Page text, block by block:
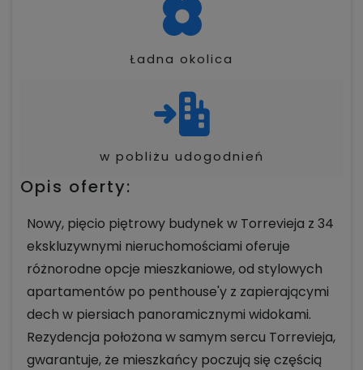
Ładna okolica
w pobliżu udogodnień
Opis oferty:
Nowy, pięcio piętrowy budynek w Torrevieja z 34
ekskluzywnymi nieruchomościami oferuje
różnorodne opcje mieszkaniowe, od stylowych
apartamentów po penthouse'y z zapierającymi
dech w piersiach panoramicznymi widokami.
Rezydencja położona w samym sercu Torrevieja,
gwarantuje, że mieszkańcy poczują się częścią